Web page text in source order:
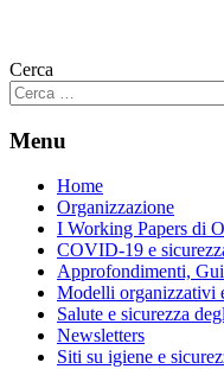
Cerca
Menu
Home
Organizzazione
I Working Papers di
COVID-19 e
Approfondimenti,
Modelli organizzativi
Salute e sicurezza
Newsletters
Siti su igiene e